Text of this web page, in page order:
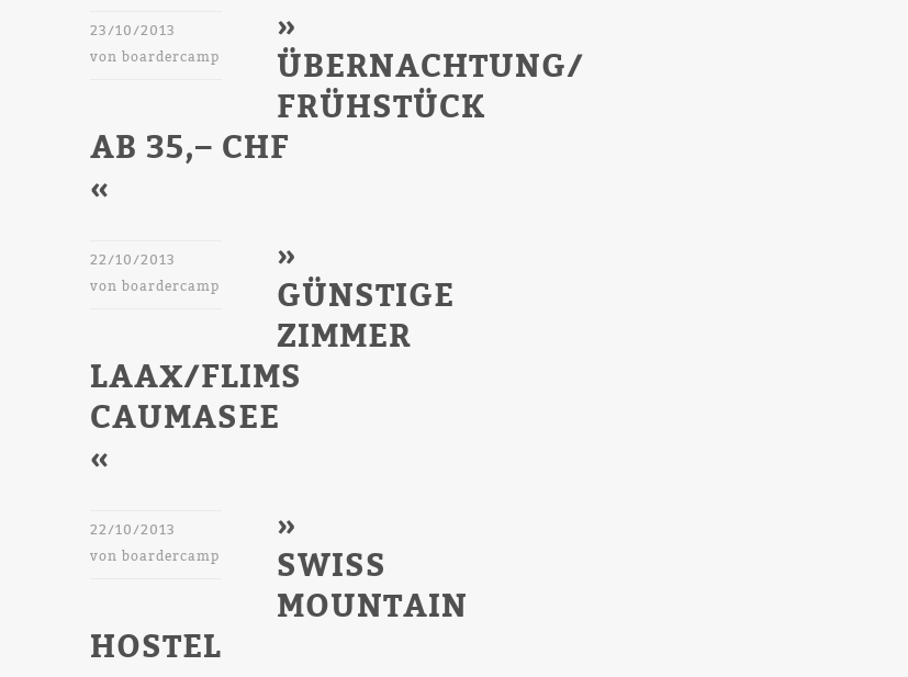
23/10/2013
von boardercamp
»
ÜBERNACHTUNG/
FRÜHSTÜCK
AB 35,– CHF
«
22/10/2013
von boardercamp
»
GÜNSTIGE
ZIMMER
LAAX/FLIMS
CAUMASEE
«
22/10/2013
von boardercamp
»
SWISS
MOUNTAIN
HOSTEL